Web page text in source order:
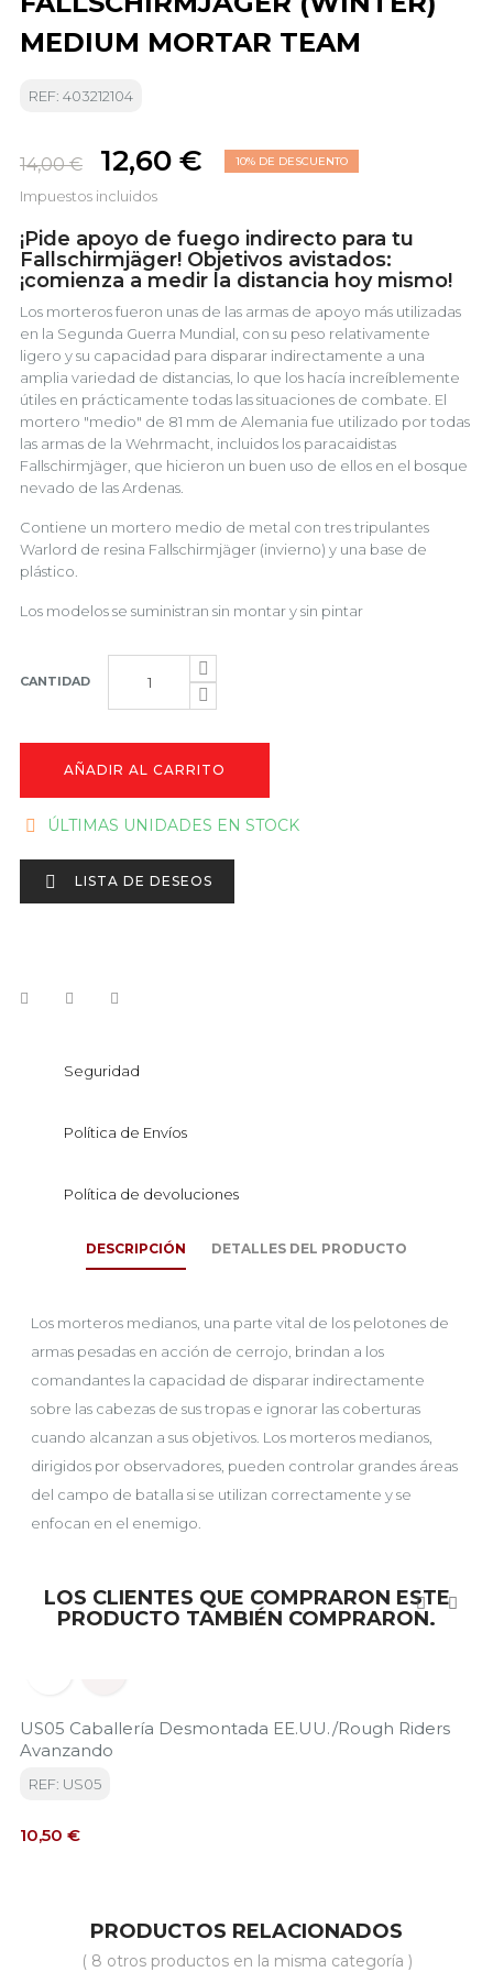
MEDIUM MORTAR TEAM
REF: 403212104
14,00 € 12,60 € 10% DE DESCUENTO
Impuestos incluidos
¡Pide apoyo de fuego indirecto para tu
Fallschirmjäger! Objetivos avistados:
¡comienza a medir la distancia hoy mismo!
Los morteros fueron unas de las armas de apoyo más utilizadas
en la Segunda Guerra Mundial, con su peso relativamente
ligero y su capacidad para disparar indirectamente a una
amplia variedad de distancias, lo que los hacía increíblemente
útiles en prácticamente todas las situaciones de combate. El
mortero "medio" de 81 mm de Alemania fue utilizado por todas
las armas de la Wehrmacht, incluidos los paracaidistas
Fallschirmjäger, que hicieron un buen uso de ellos en el bosque
nevado de las Ardenas.
Contiene un mortero medio de metal con tres tripulantes
Warlord de resina Fallschirmjäger (invierno) y una base de
plástico.
Los modelos se suministran sin montar y sin pintar
CANTIDAD
AÑADIR AL CARRITO
 ÚLTIMAS UNIDADES EN STOCK
 LISTA DE DESEOS
Seguridad
Política de Envíos
Política de devoluciones
DESCRIPCIÓN DETALLES DEL PRODUCTO
Los morteros medianos, una parte vital de los pelotones de
armas pesadas en acción de cerrojo, brindan a los
comandantes la capacidad de disparar indirectamente
sobre las cabezas de sus tropas e ignorar las coberturas
cuando alcanzan a sus objetivos. Los morteros medianos,
dirigidos por observadores, pueden controlar grandes áreas
del campo de batalla si se utilizan correctamente y se
enfocan en el enemigo.
LOS CLIENTES QUE COMPRARON ESTE
PRODUCTO TAMBIÉN COMPRARON.
US05 Caballería Desmontada EE.UU./Rough Riders
Avanzando
REF: US05
Precio
10,50 €
PRODUCTOS RELACIONADOS
( 8 otros productos en la misma categoría )